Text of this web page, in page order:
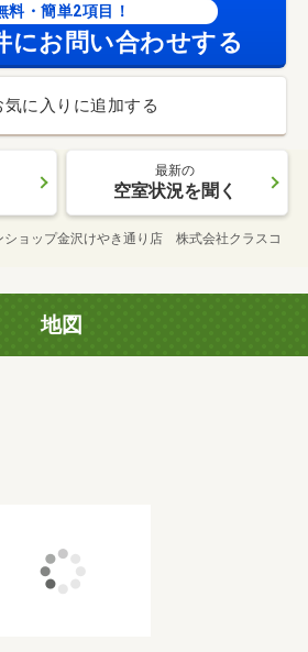
料・簡単2項目！
にお問い合わせする
気に入りに追加する
最新の
空室状況を聞く
ショップ金沢けやき通り店 株式会社クラスコ
地図